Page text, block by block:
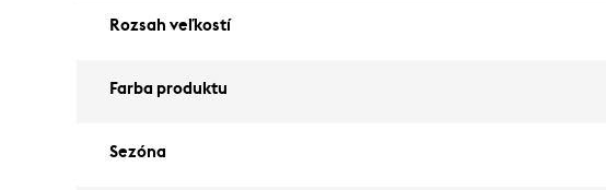
Rozsah veľkostí
Farba produktu
Sezóna